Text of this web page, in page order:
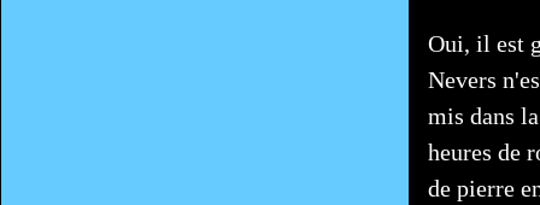
Oui, il est
Nevers
mis dans
heures de
de pierre